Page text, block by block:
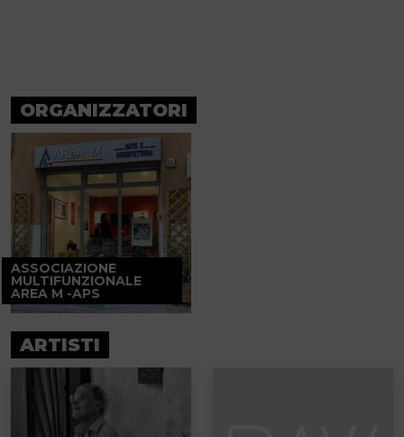
ORGANIZZATORI
ASSOCIAZIONE
MULTIFUNZIONALE
AREA M -APS
ARTISTI